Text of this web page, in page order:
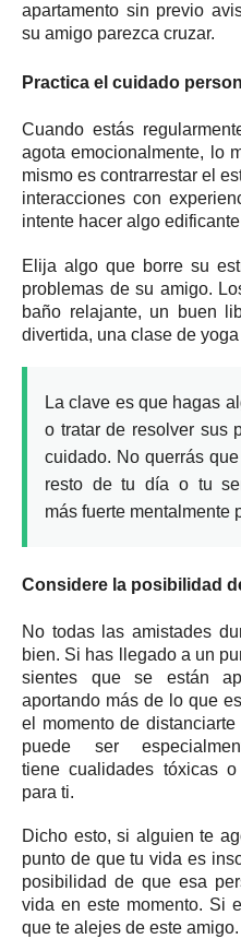
apartamento sin previo
su amigo parezca cruzar.
Practica el cuidado
Cuando estás
agota emocionalmente, lo
mismo es contrarrestar el
interacciones con
intente hacer algo
Elija algo que borre su
problemas de su amigo.
baño relajante, un buen
divertida, una clase de
La clave es que hagas
o tratar de resolver sus
cuidado. No querrás
resto de tu día o tu
más fuerte mentalmente
Considere la posibilidad
No todas las amistades
bien. Si has llegado a un
sientes que se están
aportando más de lo que
el momento de
puede ser
tienecualidades tóxicaso
para ti.
Dicho esto, si alguien te
punto de que tu vida es
posibilidad de que esa
vida en este momento. Si
que te alejes de este amigo.